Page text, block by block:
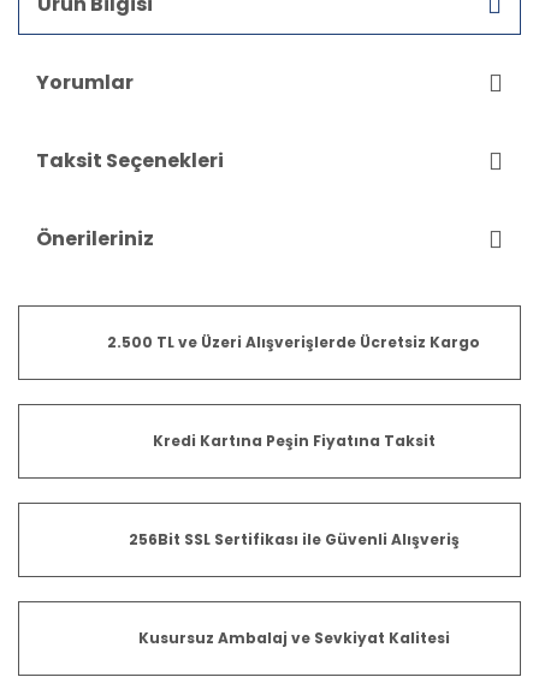
Yorumlar
Taksit Seçenekleri
Önerileriniz
2.500 TL ve Üzeri Alışverişlerde Ücretsiz Kargo
Kredi Kartına Peşin Fiyatına Taksit
256Bit SSL Sertifikası ile Güvenli Alışveriş
Kusursuz Ambalaj ve Sevkiyat Kalitesi